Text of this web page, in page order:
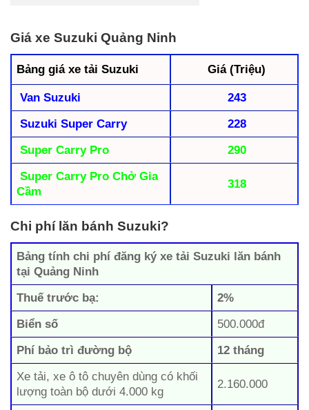
Giá xe Suzuki Quảng Ninh
Bảng giá xe tải Suzuki Giá (Triệu)
Van Suzuki
243
Suzuki Super Carry
228
Super Carry Pro
290
Super Carry Pro Chở Gia
Cầm
318
Chi phí lăn bánh Suzuki?
Bảng tính chi phí đăng ký xe tải Suzuki lăn bánh
tại Quảng Ninh
Thuế trước bạ:
2%
Biển số
500.000đ
Phí bảo trì đường bộ
12 tháng
Xe tải, xe ô tô chuyên dùng có khối
lượng toàn bộ dưới 4.000 kg
2.160.000